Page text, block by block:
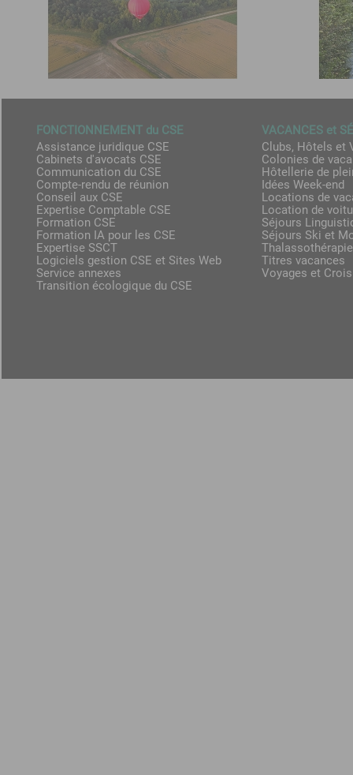
FONCTIONNEMENT du CSE
VACANCES et
Assistance juridique CSE
Clubs, Hôtels et
Cabinets d'avocats CSE
Colonies de
Communication du CSE
Hôtellerie de
Compte-rendu de réunion
Idées Week-end
Conseil aux CSE
Locations de
Expertise Comptable CSE
Location de
Formation CSE
Séjours
Formation IA pour les CSE
Séjours Ski et
Expertise SSCT
Logiciels gestion CSE et Sites Web
Titres vacances
Service annexes
Voyages et
Transition écologique du CSE